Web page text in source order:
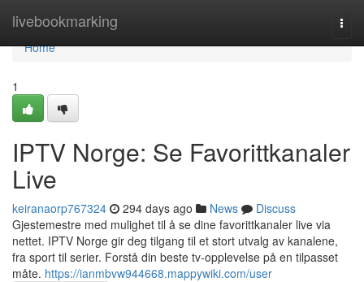
livebookmarking
Home
Home
1
IPTV Norge: Se Favorittkanaler
Live
keiranaorp767324 294 days ago News
Discuss
Gjestemestre med mulighet til å se dine favorittkanaler live via
nettet. IPTV Norge gir deg tilgang til et stort utvalg av kanalene,
fra sport til serier. Forstå din beste tv-opplevelse på en tilpasset
måte. https://ianmbvw944668.mappywiki.com/user